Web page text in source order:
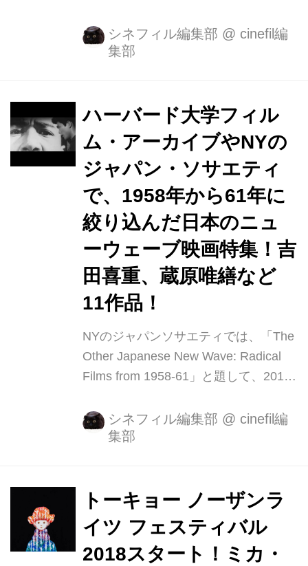
始まった日本の電子音楽は、電子音楽
が生まれた欧州の系譜とは異なる独自
フィルムの光学サウンドトラックに音
を録音する映画音楽に接近しながら、
新たな可能性を追求していきます。 本
特集では、国内での電子音楽の始まり
を起点としながら、1950年代から70年
代頃の映画音楽に焦点をあて、現代音
楽と日本映画における新たな表現への
探求の軌跡を辿ります。 ミュージアム
の収蔵作品から劇映画...
シネフィル編集部 @ cinefil編
集部
ハーバード大学フィル
ム・アーカイブやNYの
ジャパン・ソサエティ
で、1958年から61年に
絞り込んだ日本のニュ
ーウェーブ映画特集！吉
田喜重、蔵原唯繕など
11作品！
NYのジャパンソサエティでは、「The
Other Japanese New Wave: Radical
Films from 1958-61」と題して、2019
61年に絞り込んだ日本のニューウェー
ブ映画として吉田喜重、蔵原唯繕など
場してきた大島渚、篠田正浩監督など
が国際的な評価を得た中で、特にこの
年代に焦点をあて、そのほかの作家、
作品などを再検証する企画となってい
シネフィル編集部 @ cinefil編
集部
トーキョー ノーザンラ
イツ フェスティバル
2018スタート！ミカ・